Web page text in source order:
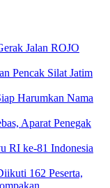
Jalan ROJO
Pencak Silat Jatim
Harumkan Nama
Aparat Penegak
RI ke-81 Indonesia
162 Peserta,